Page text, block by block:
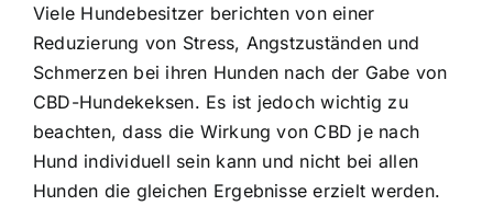
Viele Hundebesitzer berichten von einer
Reduzierung von Stress, Angstzuständen und
Schmerzen bei ihren Hunden nach der Gabe von
CBD-Hundekeksen. Es ist jedoch wichtig zu
beachten, dass die Wirkung von CBD je nach
Hund individuell sein kann und nicht bei allen
Hunden die gleichen Ergebnisse erzielt werden.